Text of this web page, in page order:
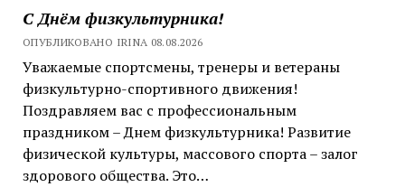
С Днём физкультурника!
ОПУБЛИКОВАНО IRINA 08.08.2026
Уважаемые спортсмены, тренеры и ветераны
физкультурно-спортивного движения!
Поздравляем вас с профессиональным
праздником – Днем физкультурника! Развитие
физической культуры, массового спорта – залог
здорового общества. Это…